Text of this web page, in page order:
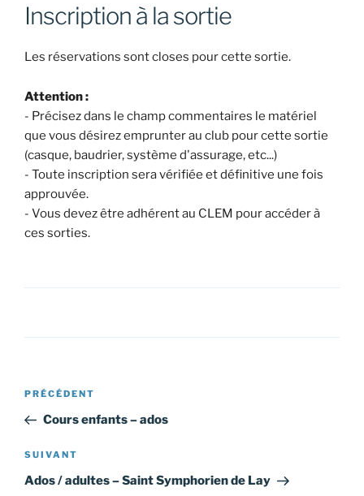
Inscription à la sortie
Les réservations sont closes pour cette sortie.
Attention :
- Précisez dans le champ commentaires le matériel
que vous désirez emprunter au club pour cette sortie
(casque, baudrier, système d'assurage, etc...)
- Toute inscription sera vérifiée et définitive une fois
approuvée.
- Vous devez être adhérent au CLEM pour accéder à
ces sorties.
Navigation
l’article
Article
précédent
PRÉCÉDENT
Cours enfants – ados
Article
suivant
SUIVANT
Ados / adultes – Saint Symphorien de Lay